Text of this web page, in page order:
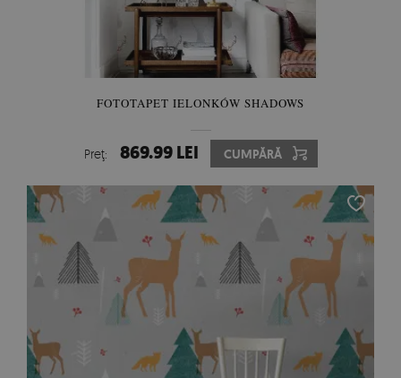
FOTOTAPET IELONKÓW SHADOWS
Preţ: 869.99 LEI CUMPĂRĂ